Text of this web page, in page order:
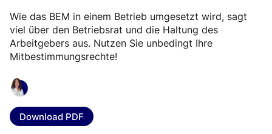
Wie das BEM in einem Betrieb umgesetzt wird, sagt
viel über den Betriebsrat und die Haltung des
Arbeitgebers aus. Nutzen Sie unbedingt Ihre
Mitbestimmungsrechte!
Download PDF